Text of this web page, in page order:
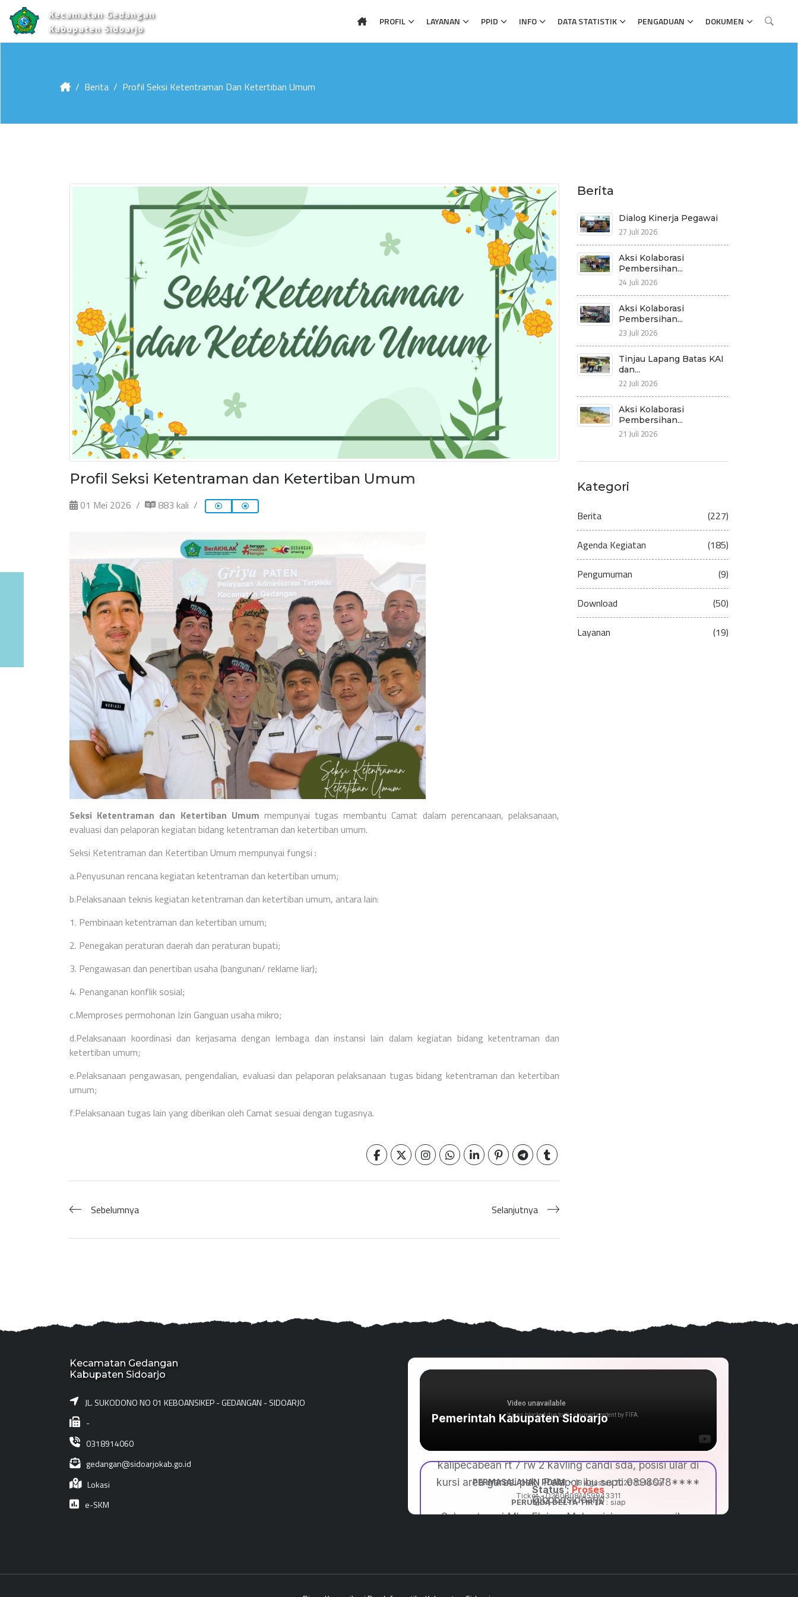
Kecamatan Gedangan
Kabupaten Sidoarjo
PROFIL LAYANAN PPID INFO DATA STATISTIK PENGADUAN DOKUMEN
Berita Profil Seksi Ketentraman Dan Ketertiban Umum
Profil Seksi Ketentraman dan Ketertiban Umum
01 Mei 2026 883 kali
Seksi Ketentraman dan Ketertiban Umum mempunyai tugas membantu Camat dalam perencanaan, pelaksanaan,
evaluasi dan pelaporan kegiatan bidang ketentraman dan ketertiban umum.
Seksi Ketentraman dan Ketertiban Umum mempunyai fungsi :
a.Penyusunan rencana kegiatan ketentraman dan ketertiban umum;
b.Pelaksanaan teknis kegiatan ketentraman dan ketertiban umum, antara lain:
1. Pembinaan ketentraman dan ketertiban umum;
2. Penegakan peraturan daerah dan peraturan bupati;
3. Pengawasan dan penertiban usaha (bangunan/ reklame liar);
4. Penanganan konflik sosial;
c.Memproses permohonan Izin Ganguan usaha mikro;
d.Pelaksanaan koordinasi dan kerjasama dengan lembaga dan instansi lain dalam kegiatan bidang ketentraman dan
ketertiban umum;
e.Pelaksanaan pengawasan, pengendalian, evaluasi dan pelaporan pelaksanaan tugas bidang ketentraman dan ketertiban
umum;
f.Pelaksanaan tugas lain yang diberikan oleh Camat sesuai dengan tugasnya.
Sebelumnya Selanjutnya
Berita
Dialog Kinerja Pegawai
27 Juli 2026
Aksi Kolaborasi
Pembersihan...
24 Juli 2026
Aksi Kolaborasi
Pembersihan...
23 Juli 2026
Tinjau Lapang Batas KAI
dan...
22 Juli 2026
Aksi Kolaborasi
Pembersihan...
21 Juli 2026
Kategori
Berita (227)
Agenda Kegiatan (185)
Pengumuman (9)
Download (50)
Layanan (19)
Kecamatan Gedangan
Kabupaten Sidoarjo
JL. SUKODONO NO 01 KEBOANSIKEP - GEDANGAN - SIDOARJO
-
0318914060
gedangan@sidoarjokab.go.id
Lokasi
e-SKM